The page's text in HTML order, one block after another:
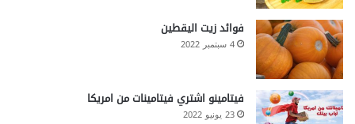
فوائد زيت اليقطين
4 سبتمبر 2022
فيتامينو اشتري فيتامينات من امريكا
23 يونيو 2022